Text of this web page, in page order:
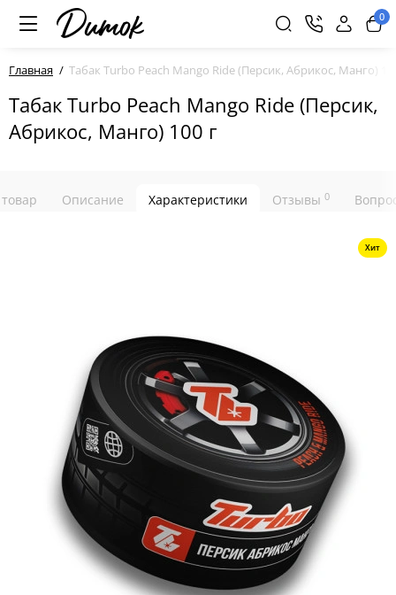
0
Главная Табак Turbo Peach Mango Ride (Персик, Абрикос, Манго)
Табак Turbo Peach Mango Ride (Персик,
Абрикос, Манго) 100 г
Описание Характеристики Отзывы 0
Хит